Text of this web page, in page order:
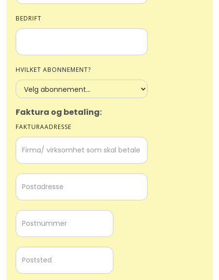
BEDRIFT
HVILKET ABONNEMENT?
Faktura og betaling:
FAKTURAADRESSE